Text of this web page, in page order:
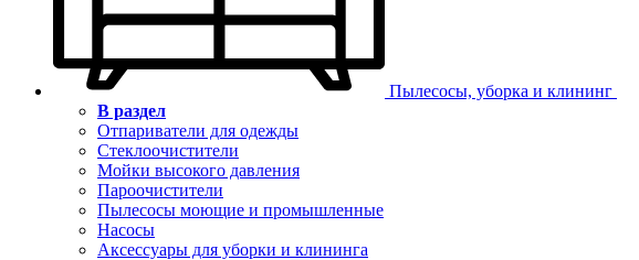
Пылесосы, уборка и клининг
В раздел
Отпариватели для одежды
Стеклоочистители
Мойки высокого давления
Пароочистители
Пылесосы моющие и промышленные
Насосы
Аксессуары для уборки и клининга